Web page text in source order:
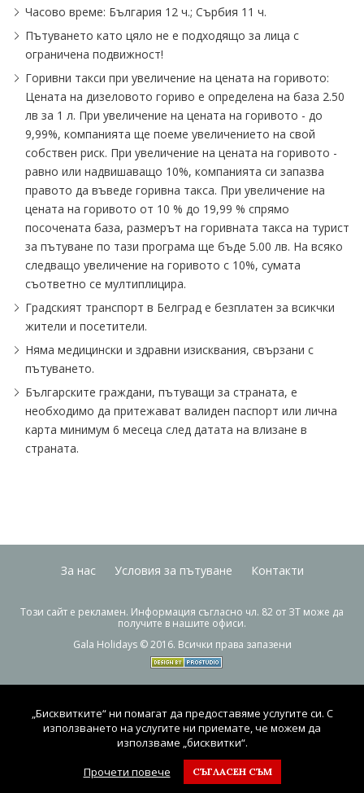
Часово време: България 12 ч.; Сърбия 11 ч.
Пътуването като цяло не е подходящо за лица с
ограничена подвижност!
Горивни такси при увеличение на цената на горивото:
Цената на дизеловото гориво е определена на база 2.50
лв за 1 л. При увеличение на цената на горивото - до
9,99%, компанията ще поеме увеличението на свой
собствен риск. При увеличение на цената на горивото -
равно или надвишаващо 10%, компанията си запазва
правото да въведе горивна такса. При увеличение на
цената на горивото от 10 % до 19,99 % спрямо
посочената база, размерът на горивната такса на турист
за пътуване по тази програма ще бъде 5.00 лв. На всяко
следващо увеличение на горивото с 10%, сумата
съответно се мултиплицира.
Градският транспорт в Белград е безплатен за всикчки
жители и посетители.
Няма медицински и здравни изисквания, свързани с
пътуването.
Българските граждани, пътуващи за страната, е
необходимо да притежават валиден паспорт или лична
карта минимум 6 месеца след датата на влизане в
страната.
За нас Условия за пътуване Контакти
Този сайт е рекламен. Информация съгласно чл. 82 от ЗТ може да
получите в нашите офиси.
Gala Holidays © 2016. Всички права запазени
„Бисквитките“ ни помагат да предоставяме услугите си. С
използването на услугите ни приемате, че можем да
използваме „бисквитки“.
Прочети повече
СЪГЛАСЕН СЪМ